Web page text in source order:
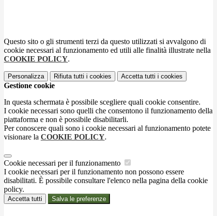
Questo sito o gli strumenti terzi da questo utilizzati si avvalgono di
cookie necessari al funzionamento ed utili alle finalità illustrate nella
COOKIE POLICY.
Personalizza Rifiuta tutti i cookies Accetta tutti i cookies
Gestione cookie
In questa schermata è possibile scegliere quali cookie consentire.
I cookie necessari sono quelli che consentono il funzionamento della
piattaforma e non è possibile disabilitarli.
Per conoscere quali sono i cookie necessari al funzionamento potete
visionare la COOKIE POLICY.
Cookie necessari per il funzionamento
I cookie necessari per il funzionamento non possono essere
disabilitati. È possibile consultare l'elenco nella pagina della cookie
policy.
Accetta tutti Salva le preferenze